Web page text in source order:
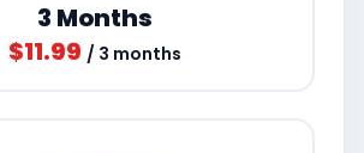
3 Months
$11.99 / 3 months